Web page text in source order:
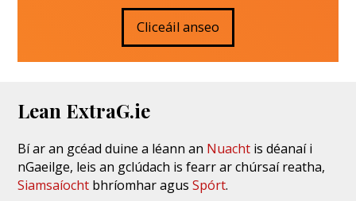
Cliceáil anseo
Lean ExtraG.ie
Bí ar an gcéad duine a léann an Nuacht is déanaí i
nGaeilge, leis an gclúdach is fearr ar chúrsaí reatha,
Siamsaíocht bhríomhar agusSpórt.